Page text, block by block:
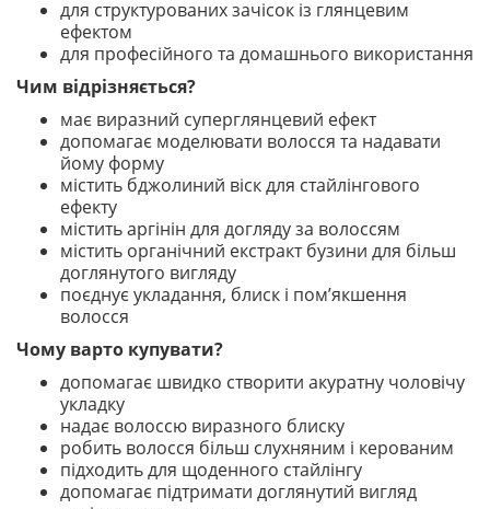
для структурованих зачісок із глянцевим
ефектом
для професійного та домашнього використання
Чим відрізняється?
має виразний суперглянцевий ефект
допомагає моделювати волосся та надавати
йому форму
містить бджолиний віск для стайлінгового
ефекту
містить аргінін для догляду за волоссям
містить органічний екстракт бузини для більш
доглянутого вигляду
поєднує укладання, блиск і пом’якшення
волосся
Чому варто купувати?
допомагає швидко створити акуратну чоловічу
укладку
надає волоссю виразного блиску
робить волосся більш слухняним і керованим
підходить для щоденного стайлінгу
допомагає підтримати доглянутий вигляд